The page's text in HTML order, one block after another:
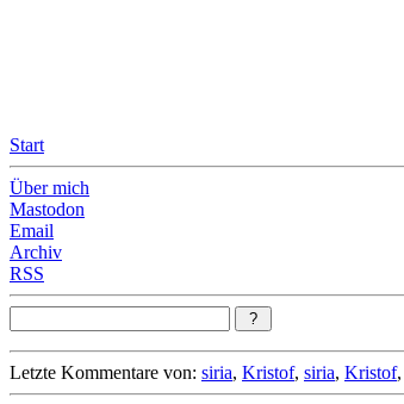
Start
Über mich
Mastodon
Email
Archiv
RSS
Letzte Kommentare von: siria, Kristof, siria, Kristof,